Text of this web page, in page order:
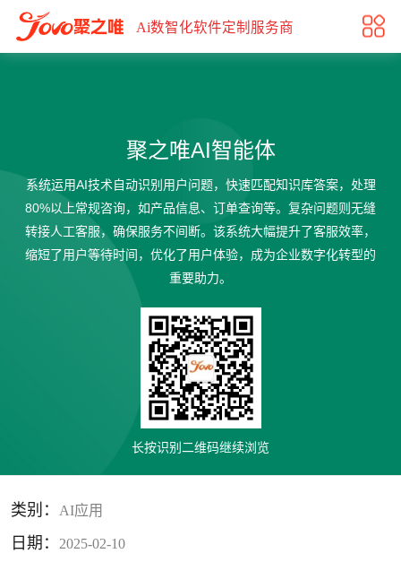
聚之唯AI智能体
Ai数智化软件定制服务商
聚之唯AI智能体
系统运用AI技术自动识别用户问题，快速匹配知识库答案，处理
80%以上常规咨询，如产品信息、订单查询等。复杂问题则无缝
转接人工客服，确保服务不间断。该系统大幅提升了客服效率，
缩短了用户等待时间，优化了用户体验，成为企业数字化转型的
重要助力。
长按识别二维码继续浏览
类别： AI应用
日期： 2025-02-10